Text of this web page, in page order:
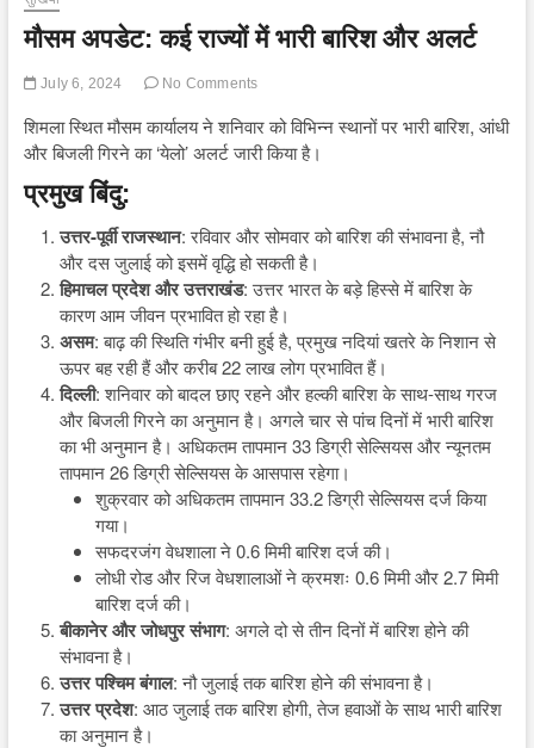
मौसम अपडेट: कई राज्यों में भारी बारिश और अलर्ट
July 6, 2024 No Comments
शिमला स्थित मौसम कार्यालय ने शनिवार को विभिन्न स्थानों पर भारी बारिश, आंधी
और बिजली गिरने का ‘येलो’ अलर्ट जारी किया है।
प्रमुख बिंदु:
उत्तर-पूर्वी राजस्थान: रविवार और सोमवार को बारिश की संभावना है, नौ
और दस जुलाई को इसमें वृद्धि हो सकती है।
हिमाचल प्रदेश और उत्तराखंड: उत्तर भारत के बड़े हिस्से में बारिश के
कारण आम जीवन प्रभावित हो रहा है।
असम: बाढ़ की स्थिति गंभीर बनी हुई है, प्रमुख नदियां खतरे के निशान से
ऊपर बह रही हैं और करीब 22 लाख लोग प्रभावित हैं।
दिल्ली: शनिवार को बादल छाए रहने और हल्की बारिश के साथ-साथ गरज
और बिजली गिरने का अनुमान है। अगले चार से पांच दिनों में भारी बारिश
का भी अनुमान है। अधिकतम तापमान 33 डिग्री सेल्सियस और न्यूनतम
तापमान 26 डिग्री सेल्सियस के आसपास रहेगा।
शुक्रवार को अधिकतम तापमान 33.2 डिग्री सेल्सियस दर्ज किया
गया।
सफदरजंग वेधशाला ने 0.6 मिमी बारिश दर्ज की।
लोधी रोड और रिज वेधशालाओं ने क्रमशः 0.6 मिमी और 2.7 मिमी
बारिश दर्ज की।
बीकानेर और जोधपुर संभाग: अगले दो से तीन दिनों में बारिश होने की
संभावना है।
उत्तर पश्चिम बंगाल: नौ जुलाई तक बारिश होने की संभावना है।
उत्तर प्रदेश: आठ जुलाई तक बारिश होगी, तेज हवाओं के साथ भारी बारिश
का अनुमान है।